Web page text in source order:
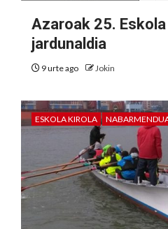
Azaroak 25.
jardunaldia
9 urte ago Jokin
ESKOLA KIROLA